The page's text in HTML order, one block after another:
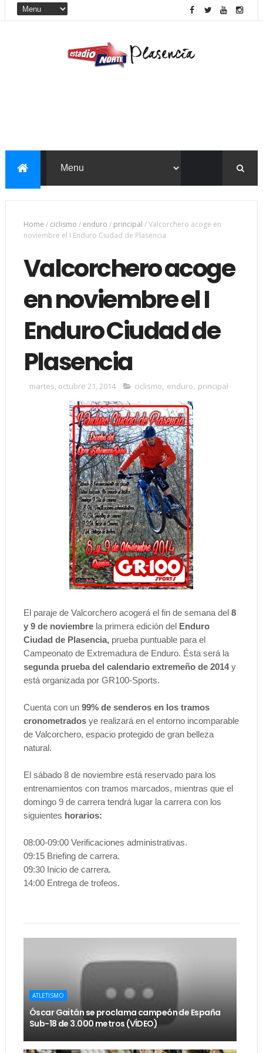
Home / ciclismo / enduro / principal /Valcorchero acoge en
noviembre el I Enduro Ciudad de Plasencia
Valcorchero acoge
en noviembre el I
Enduro Ciudad de
Plasencia
martes, octubre 21, 2014 ciclismo, enduro, principal
El paraje de Valcorchero acogerá el fin de semana del 8
y 9 de noviembrela primera edición del Enduro
Ciudad de Plasencia,prueba puntuable para el
Campeonato de Extremadura de Enduro. Ésta será la
segunda prueba del calendario extremeño de 2014y
está organizada por GR100-Sports.
Cuenta con un 99% de senderos en los tramos
cronometradosye realizará en el entorno incomparable
de Valcorchero, espacio protegido de gran belleza
natural.
El sábado 8 de noviembre está reservado para los
entrenamientos con tramos marcados, mientras que el
domingo 9 de carrera tendrá lugar la carrera con los
siguientes horarios:
08:00-09:00 Verificaciones administrativas.
09:15 Briefing de carrera.
09:30 Inicio de carrera.
14:00 Entrega de trofeos.
ATLETISMO
Óscar Gaitán se proclama campeón de España
Sub-18 de 3.000 metros (VÍDEO)